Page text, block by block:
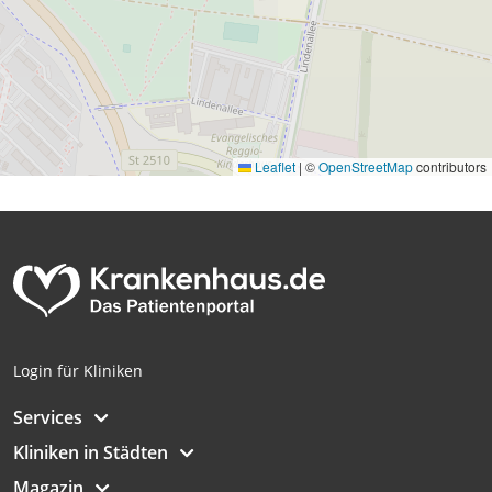
Leaflet | ©OpenStreetMapcontributors
Login für Kliniken
Services
Kliniken in Städten